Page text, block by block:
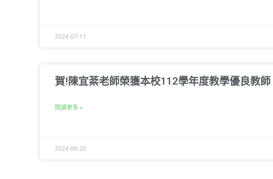
2024-07-11
賀!陳宜棻老師榮獲本校112學年度教學優良教師
閱讀更多 »
2024-06-20